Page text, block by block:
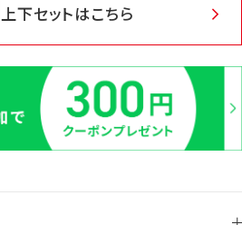
上下セットはこちら